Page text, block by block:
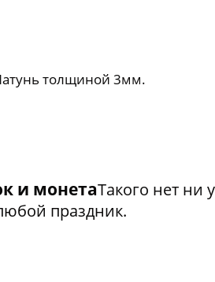
толщиной 3мм.
и монетаТакого нет ни
праздник.